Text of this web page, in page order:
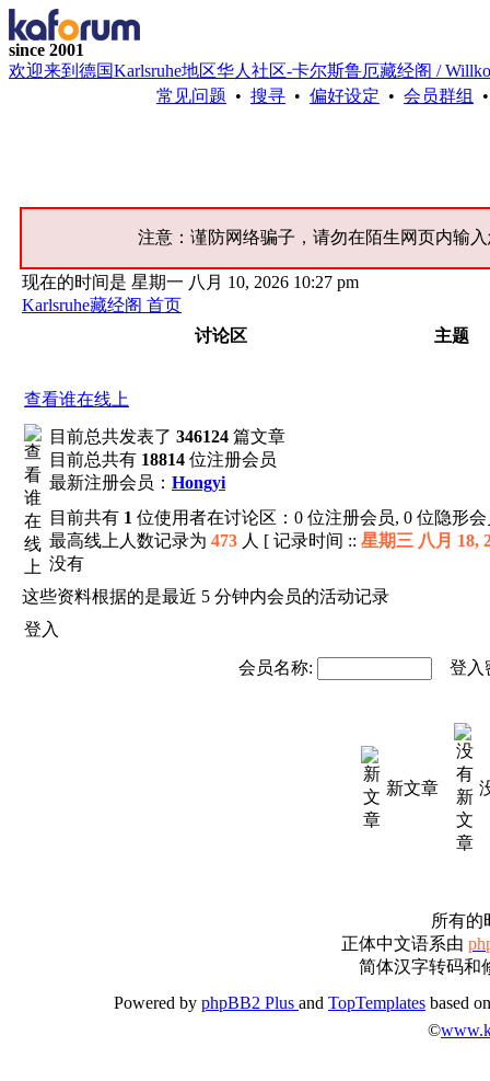
since 2001
欢迎来到德国Karlsruhe地区华人社区-卡尔斯鲁厄藏经阁 /
常见问题 • 搜寻 • 偏好设定 • 会员群组
注意：谨防网络骗子，请勿在陌生网页内输
现在的时间是 星期一 八月 10, 2026 10:27 pm
Karlsruhe藏经阁 首页
讨论区
主题
查看谁在线上
目前总共发表了 346124 篇文章
目前总共有 18814 位注册会员
最新注册会员： Hongyi
目前共有 1 位使用者在讨论区：0 位注册会员, 0 位隐形
最高线上人数记录为 473 人 [ 记录时间 :: 星期三 八月 18,
没有
这些资料根据的是最近 5 分钟内会员的活动记录
登入
会员名称: 登入
新文章
所有的
正体中文语系由
简体汉字转码和
Powered by phpBB2 Plus and TopTemplates based
©